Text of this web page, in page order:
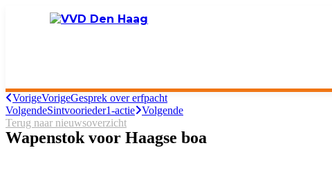
VorigeVorigeGesprek over erfpacht
VolgendeSintvoorieder1-actie Volgende
Terug naar nieuwsoverzicht
Wapenstok voor Haagse boa